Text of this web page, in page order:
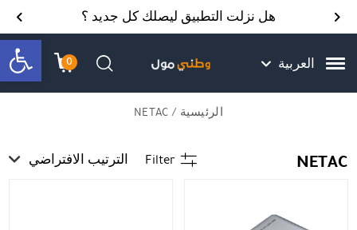
Skip to Content
Contact Us هل نزلت التطبيق ليصلك كل جديد ؟
العربية 0
עגלתחיפוש
الرئيسية / NETAC
NETAC
Filter الترتيب الافتراضي
Back top top